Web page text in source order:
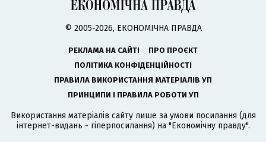
© 2005-2026, ЕКОНОМІЧНА ПРАВДА
РЕКЛАМА НА САЙТІ
ПРО ПРОЄКТ
ПОЛІТИКА КОНФІДЕНЦІЙНОСТІ
ПРАВИЛА ВИКОРИСТАННЯ МАТЕРІАЛІВ УП
ПРИНЦИПИ І ПРАВИЛА РОБОТИ УП
Використання матеріалів сайту лише за умови посилання (для
інтернет-видань - гіперпосилання) на "Економічну правду".